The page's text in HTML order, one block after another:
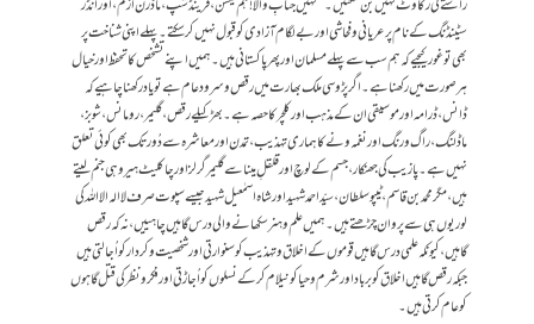
راستے کی رکاوٹ نہیں بن سکتیں۔‘‘ نہیں جنابِ والا! ہم فیشن، فرینڈ شپ، ماڈرن ازم، اور انڈر
سٹینڈنگ کے نام پر عریانی و فحاشی اور بےلگام آزادی کو قبول نہیں کرسکتے۔ پہلے اپنی شناخت پر
بھی تو غورکیجیے کہ ہم سب سے پہلے مسلمان اور پھر پاکستانی ہیں۔ ہمیں اپنے تشخص کا تحفظ اور خیال
ہر صورت میں رکھنا ہے۔ اگر پڑوسی ملک بھارت میں رقص و سرود عام ہے تو یاد رکھنا چاہیے کہ
ڈانس، ڈرامہ اور موسیقی ان کے مذہب اور کلچر کا حصہ ہے۔ بھڑکیلے رقص، گلیمر، رومانس، شوبز،
ماڈلنگ، راگ و رنگ اور نغمہ و نے کا ہماری تہذیب، تمدن اور معاشرہ سے دُور تک بھی کوئی تعلق
نہیں ہے۔ پازیب کی جھنکار، جسم کے لوچ اور قلقلِ مینا سے گلیمر گرلز اور چاکلیٹ ہیرو ہی جنم لیتے
ہیں، مگر محمد بن قاسم، ٹیپوسلطان، سیّد احمد شہید اور شاہ اسمٰعیل شہید جیسے سپوت صرف لاالہ الااللہ کی
لوریوں ہی سے پروان چڑھتے ہیں۔ ہمیں علم و ہنرسکھانے والی درس گاہیں چاہییں، نہ کہ رقص
گاہیں، کیونکہ علمی درس گاہیں قوموں کے اخلاق و تہذیب کو سنوارتی اور شخصیت و کردار کو اُجالتی ہیں
جبکہ رقص گاہیں اخلاق کو برباد اور شرم و حیا کو نیلام کر کے نسلوں کو اُجاڑتی اور فکر و نظر کی قتل گاہوں
کو عام کرتی ہیں۔